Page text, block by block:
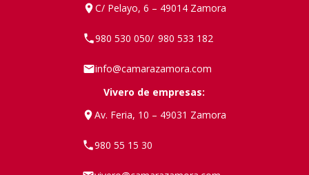
C/ Pelayo, 6 – 49014 Zamora
980 530 050/ 980 533 182
info@camarazamora.com
Vivero de empresas:
Av. Feria, 10 – 49031 Zamora
980 55 15 30